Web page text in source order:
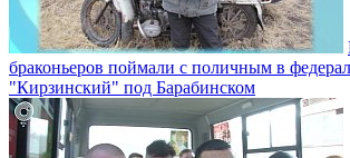
браконьеров поймали с поличным в
"Кирзинский" под Барабинском